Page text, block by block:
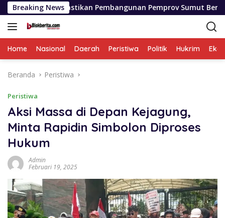
Langsung
ke
konten
Breaking News
Pembangunan Pemprov Sumut Berjalan Sesuai
Home Nasional Daerah Peristiwa Politik Hukrim
Beranda Peristiwa
Peristiwa
Aksi Massa di Depan Kejagung,
Minta Rapidin Simbolon Diproses
Hukum
Admin
Februari 19, 2025